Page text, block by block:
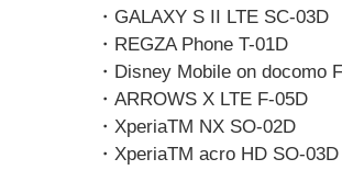
・GALAXY S II LTE SC-03D
・REGZA Phone T-01D
・Disney Mobile on docomo
・ARROWS X LTE F-05D
・XperiaTM NX SO-02D
・XperiaTM acro HD SO-03D